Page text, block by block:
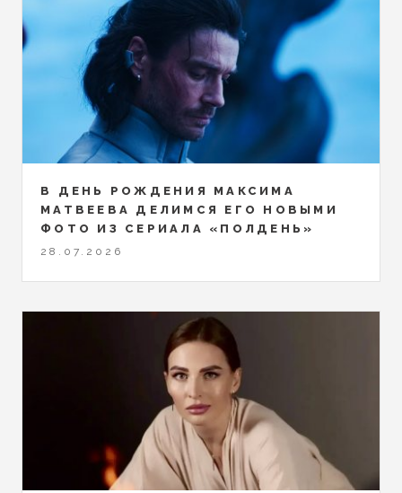
В ДЕНЬ РОЖДЕНИЯ МАКСИМА
МАТВЕЕВА ДЕЛИМСЯ ЕГО НОВЫМИ
ФОТО ИЗ СЕРИАЛА «ПОЛДЕНЬ»
28.07.2026